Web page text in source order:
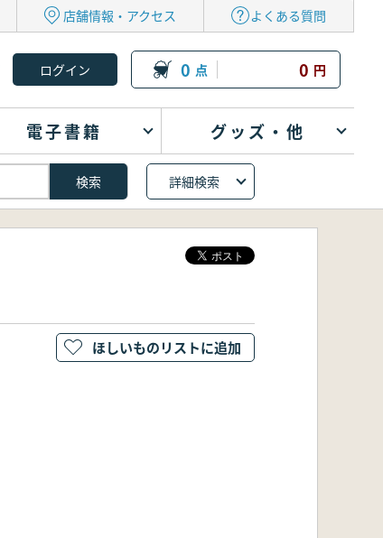
店舗情報・アクセス よくある質問
0 点 0 円
電子書籍 グッズ・他
詳細検索
ほしいものリストに追加